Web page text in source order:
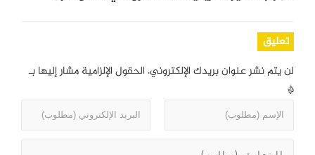
تعليق
لن يتم نشر عنوان بريدك الإلكتروني. الحقول الإلزامية مشار إليها بـ
*